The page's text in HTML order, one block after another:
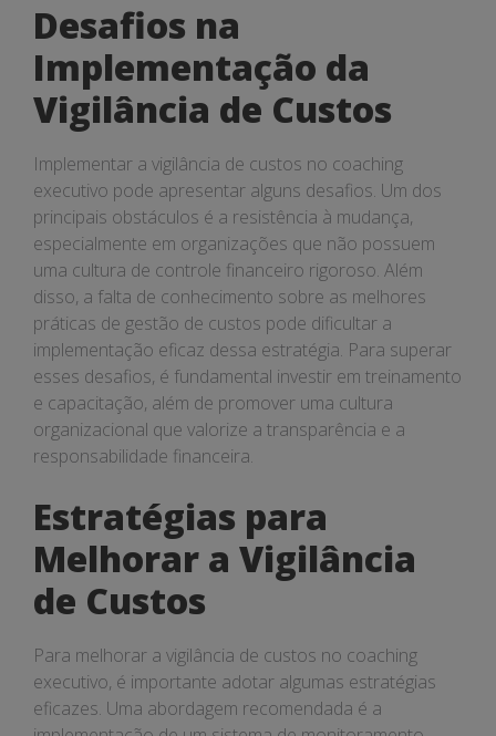
Desafios na
Implementação da
Vigilância de Custos
Implementar a vigilância de custos no coaching
executivo pode apresentar alguns desafios. Um dos
principais obstáculos é a resistência à mudança,
especialmente em organizações que não possuem
uma cultura de controle financeiro rigoroso. Além
disso, a falta de conhecimento sobre as melhores
práticas de gestão de custos pode dificultar a
implementação eficaz dessa estratégia. Para superar
esses desafios, é fundamental investir em treinamento
e capacitação, além de promover uma cultura
organizacional que valorize a transparência e a
responsabilidade financeira.
Estratégias para
Melhorar a Vigilância
de Custos
Para melhorar a vigilância de custos no coaching
executivo, é importante adotar algumas estratégias
eficazes. Uma abordagem recomendada é a